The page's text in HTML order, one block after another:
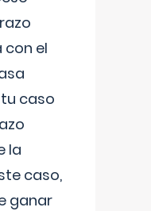
el
caso
la
caso,
ganar